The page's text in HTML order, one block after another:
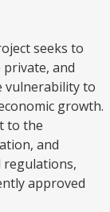
seeks to
and
vulnerability to
growth.
to the
and
regulations,
approved